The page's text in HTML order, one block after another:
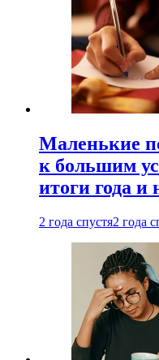
Маленькие
к большим
итоги года и
2 года спустя2 года